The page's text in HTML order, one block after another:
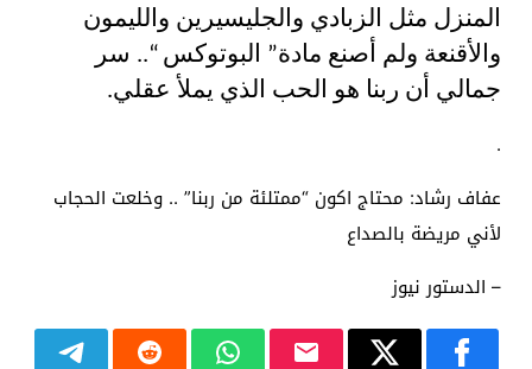
المنزل مثل الزبادي والجليسيرين والليمون
والأقنعة ولم أصنع مادة” البوتوكس “.. سر
جمالي أن ربنا هو الحب الذي يملأ عقلي.
.
عفاف رشاد: ​​محتاج اكون “ممتلئة من ربنا” .. وخلعت الحجاب
لأني مريضة بالصداع
– الدستور نيوز